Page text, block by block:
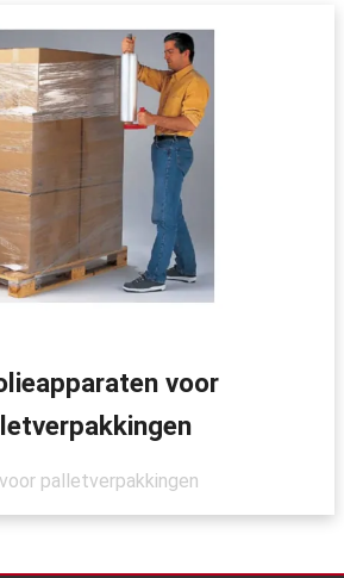
voor
palletverpakkingen